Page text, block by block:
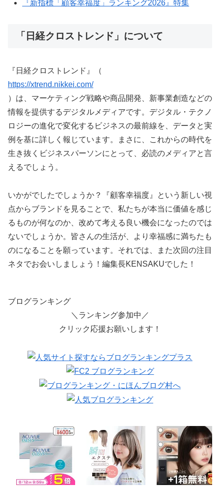
『新指標「顧客幸福度」ランキング2026』特集
「日経クロストレンド」について
『日経クロストレンド』（
https://xtrend.nikkei.com/
）は、マーケティング戦略や商品開発、新事業創造などの
情報を提供するデジタルメディアです。デジタル・テクノ
ロジーの進化で変化するビジネスの最前線を、データと実
例を基に詳しく報じています。まさに、これからの時代を
生き抜くビジネスパーソンにとって、必読のメディアと言
えるでしょう。
いかがでしたでしょうか？『顧客幸福度』という新しい視
点からブランドを見ることで、私たちが本当に価値を感じ
るものが何なのか、改めて考える良い機会になったのでは
ないでしょうか。皆さんの生活が、より幸福感に満ちたも
のになることを願っています。それでは、また次回の注目
ネタでお会いしましょう！編集長KENSAKUでした！
ブログランキング
＼ランキング参加中／
クリック応援お願いします！